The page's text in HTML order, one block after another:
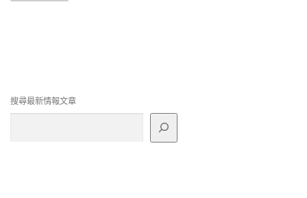
搜尋最新情報文章